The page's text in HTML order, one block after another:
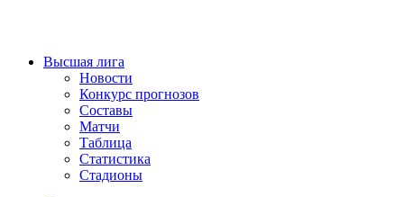
Высшая лига
Новости
Конкурс прогнозов
Составы
Матчи
Таблица
Статистика
Стадионы